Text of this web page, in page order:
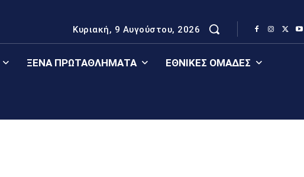
Κυριακή, 9 Αυγούστου, 2026
ΞΈΝΑ ΠΡΩΤΑΘΛΉΜΑΤΑ ΕΘΝΙΚΈΣ ΟΜΆΔΕΣ